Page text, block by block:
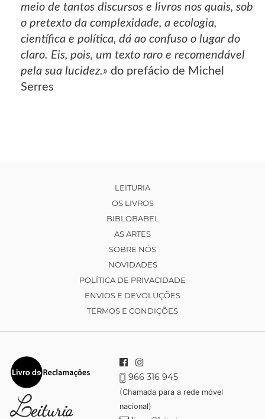
meio de tantos discursos e livros nos quais, sob
o pretexto da complexidade, a ecologia,
científica e política, dá ao confuso o lugar do
claro. Eis, pois, um texto raro e recomendável
pela sua lucidez.» do prefácio de Michel
Serres
LEITURIA
OS LIVROS
BIBLOBABEL
AS ARTES
SOBRE NÓS
NOVIDADES
POLÍTICA DE PRIVACIDADE
ENVIOS E DEVOLUÇÕES
TERMOS E CONDIÇÕES
966 316 945
(Chamada para a rede móvel
nacional)